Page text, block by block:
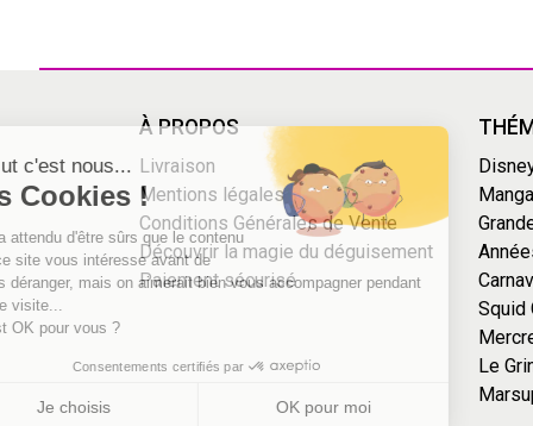
À PROPOS
Livraison
Mentions légales
Conditions Générales de Vente
Découvrir la magie du déguisement
Paiement sécurisé
Manga
Squid
Le
Salut c'est nous...
les Cookies !
On a attendu d'être sûrs que le contenu
de ce site vous intéresse avant de
vous déranger, mais on aimerait bien vous accompagner pendant
votre visite...
C'est OK pour vous ?
Consentements certifiés par
OK pour moi